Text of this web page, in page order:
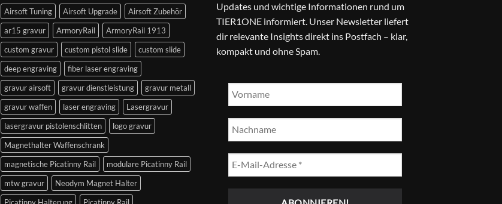
Airsoft Tuning
Airsoft Upgrade
Airsoft Zubehör
ar15 gravur
ArmoryRail
ArmoryRail 1913
custom gravur
custom pistol slide
custom slide
deep engraving
fiber laser engraving
gravur airsoft
gravur dienstleistung
gravur metall
gravur waffen
laser engraving
Lasergravur
lasergravur pistolenschlitten
logo gravur
Magnethalter Waffenschrank
magnetische Picatinny Rail
modulare Picatinny Rail
mtw gravur
Neodym Magnet Halter
Updates und wichtige Informationen rund um
TIER1ONE informiert. Unser Newsletter liefert
dir relevante Insights direkt ins Postfach – klar,
kompakt und ohne Spam.